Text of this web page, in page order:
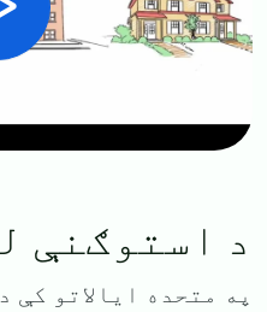
د استوګنې
په متحده ایالاتو کې